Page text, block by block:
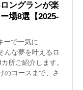
ングランが楽
場8選【2025-
ーで一気に
んな夢を叶えるロ
所ご紹介します。
のコースまで、さ